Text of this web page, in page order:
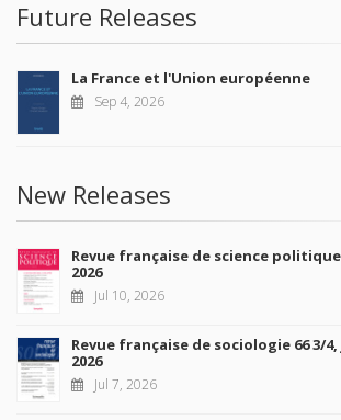
Future Releases
La France et l'Union européenne
Sep 4, 2026
New Releases
Revue française de science
2026
Jul 10, 2026
Revue française de sociologie 66 3/
2026
Jul 7, 2026